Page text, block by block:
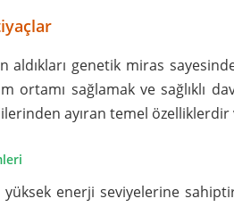
aldıkları genetik miras
sağlamak ve sağlıklı
ayıran temel özelliklerdir
enerji seviyelerine